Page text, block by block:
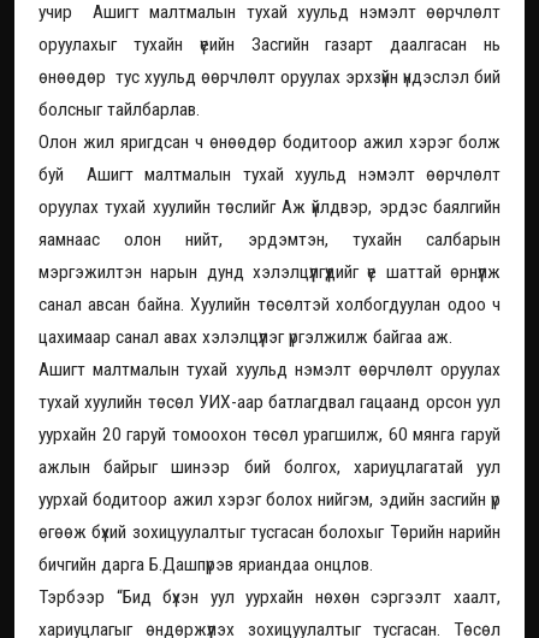
учир Ашигт малтмалын тухай хуульд нэмэлт өөрчлөлт
оруулахыг тухайн үеийн Засгийн газарт даалгасан нь
өнөөдөр тус хуульд өөрчлөлт оруулах эрхзүйн үндэслэл бий
болсныг тайлбарлав.
Олон жил яригдсан ч өнөөдөр бодитоор ажил хэрэг болж
буй Ашигт малтмалын тухай хуульд нэмэлт өөрчлөлт
оруулах тухай хуулийн төслийг Аж үйлдвэр, эрдэс баялгийн
яамнаас олон нийт, эрдэмтэн, тухайн салбарын
мэргэжилтэн нарын дунд хэлэлцүүлгүүдийг үе шаттай өрнүүлж
санал авсан байна. Хуулийн төсөлтэй холбогдуулан одоо ч
цахимаар санал авах хэлэлцүүлэг үргэлжилж байгаа аж.
Ашигт малтмалын тухай хуульд нэмэлт өөрчлөлт оруулах
тухай хуулийн төсөл УИХ-аар батлагдвал гацаанд орсон уул
уурхайн 20 гаруй томоохон төсөл урагшилж, 60 мянга гаруй
ажлын байрыг шинээр бий болгох, хариуцлагатай уул
уурхай бодитоор ажил хэрэг болох нийгэм, эдийн засгийн үр
өгөөж бүхий зохицуулалтыг тусгасан болохыг Төрийн нарийн
бичгийн дарга Б.Дашпүрэв яриандаа онцлов.
Тэрбээр “Бид бүхэн уул уурхайн нөхөн сэргээлт хаалт,
хариуцлагыг өндөржүүлэх зохицуулалтыг тусгасан. Төсөл